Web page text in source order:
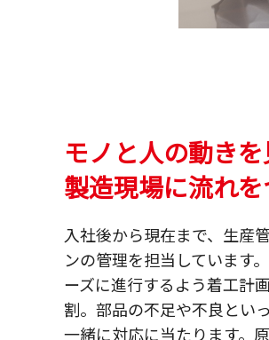
モノと人の動き
製造現場に流れ
入社後から現在まで、生産
ンの管理を担当しています
ーズに進行するよう着工計
割。部品の不足や不良とい
一緒に対応に当たります。